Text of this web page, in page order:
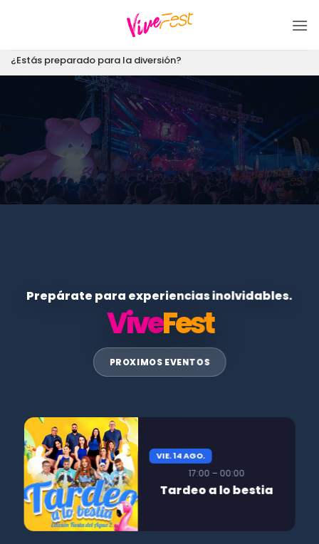
¿Estás preparado para la diversión?
Prepárate para experiencias inolvidables.
ViveFest
PROXIMOS EVENTOS
VIE. 14 AGO.
17:00 – 00:00
Tardeo a lo bestia